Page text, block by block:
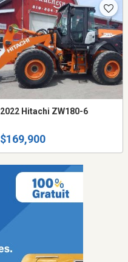
2022 Hitachi ZW180-6
$169,900